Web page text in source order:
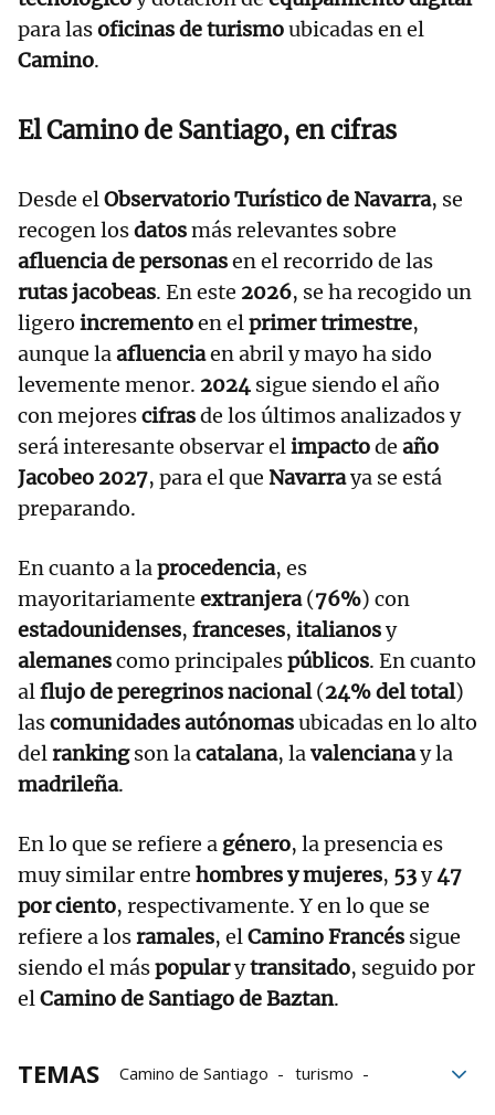
para lasoficinas de turismoubicadas en el
Camino.
ElCamino de Santiago, en cifras
Desde elObservatorio Turístico de Navarra, se
recogen losdatosmás relevantes sobre
afluencia de personasen el recorrido de las
rutas jacobeas. En este 2026, se ha recogido un
ligero incrementoen elprimer trimestre,
aunque laafluenciaen abril y mayo ha sido
levemente menor. 2024 sigue siendo el año
con mejorescifrasde los últimos analizados y
será interesante observar elimpactode año
Jacobeo 2027, para el que Navarraya se está
preparando.
En cuanto a laprocedencia, es
mayoritariamente extranjera(76%) con
estadounidenses, franceses, italianosy
alemanescomo principalespúblicos. En cuanto
alflujo de peregrinos nacional(24% del total)
lascomunidades autónomasubicadas en lo alto
delrankingson lacatalana, lavalencianay la
madrileña.
En lo que se refiere a género, la presencia es
muy similar entre hombres y mujeres, 53y47
por ciento, respectivamente. Y en lo que se
refiere a losramales, elCamino Francés sigue
siendo el máspopularytransitado, seguido por
elCamino de Santiago de Baztan.
TEMAS Camino de Santiago
turismo